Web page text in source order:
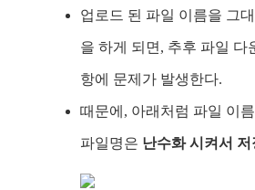
업로드 된 파일 이름을 그
을 하게 되면, 추후 파일 다
항에 문제가 발생한다.
때문에, 아래처럼 파일 이
파일명은 난수화 시켜서 저